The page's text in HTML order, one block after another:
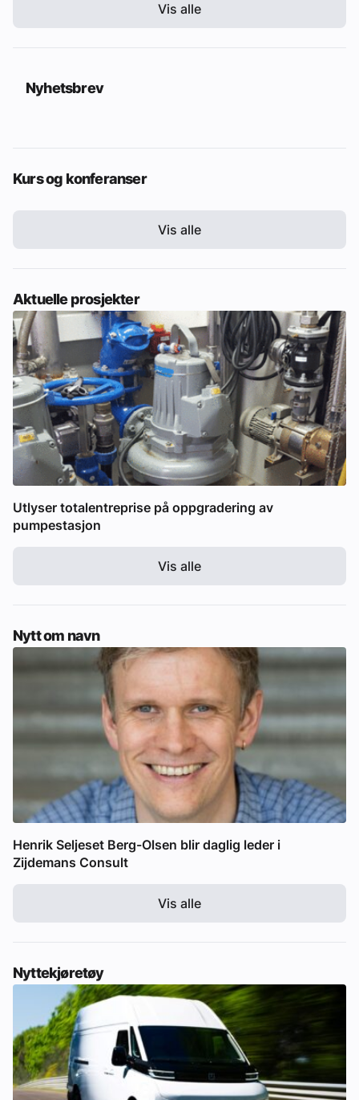
Vis alle
Nyhetsbrev
Kurs og konferanser
Vis alle
Aktuelle prosjekter
Utlyser totalentreprise på oppgradering av
pumpestasjon
Vis alle
Nytt om navn
Henrik Seljeset Berg-Olsen blir daglig leder i
Zijdemans Consult
Vis alle
Nyttekjøretøy